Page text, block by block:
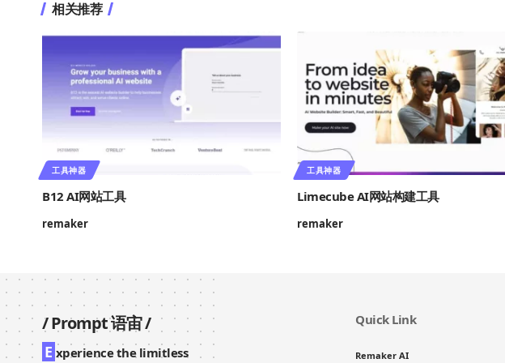
相关推荐
工具神器
B12 AI网站工具
remaker
工具神器
Limecube AI网站构建工具
remaker
/Prompt 语宙/
E xperience the limitless
Quick Link
Remaker AI